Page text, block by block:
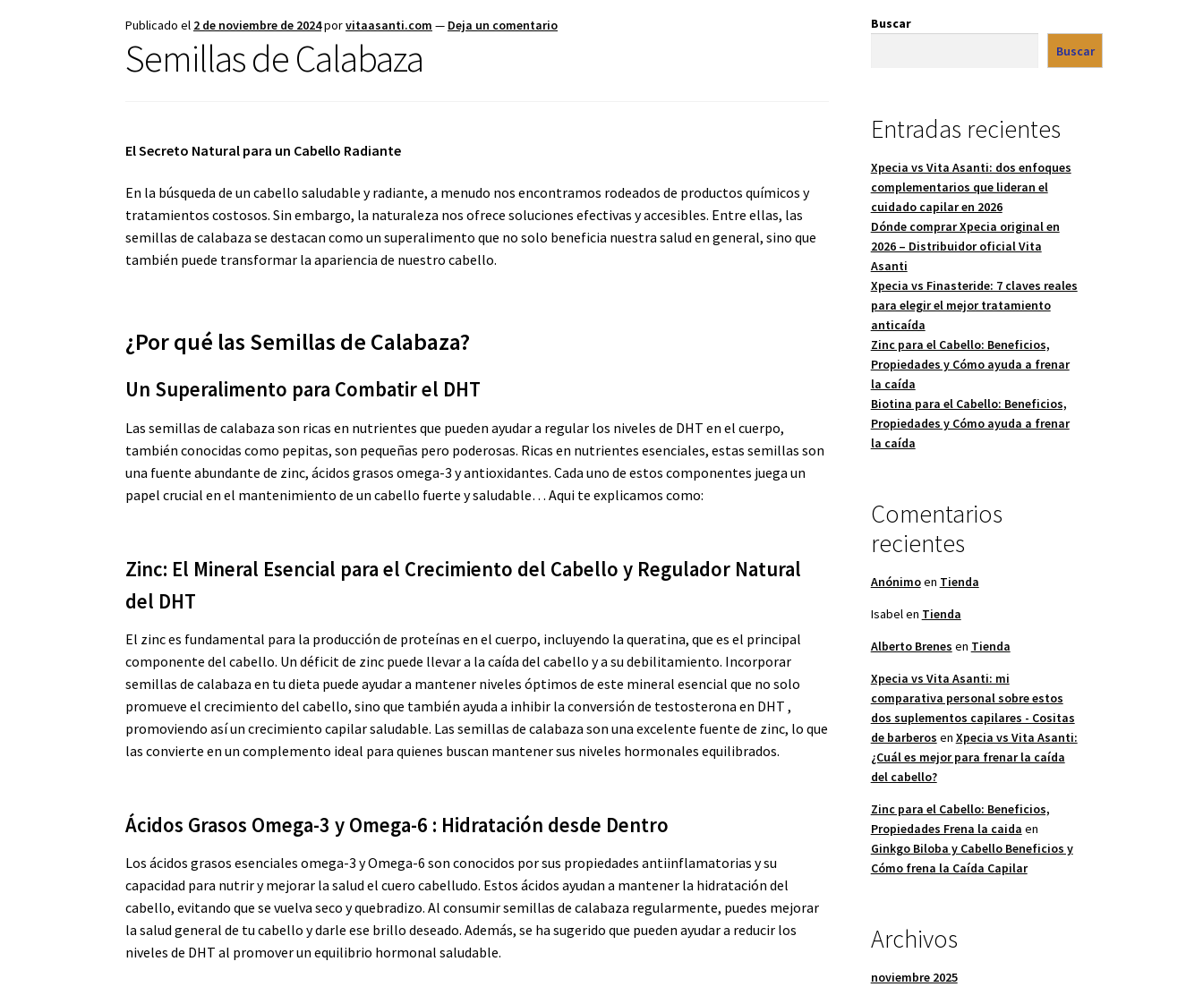
Publicado el 2 de noviembre de 2024porvitaasanti.com — Deja un comentario
Semillas de Calabaza
El Secreto Natural para un Cabello Radiante
En la búsqueda de un cabello saludable y radiante, a menudo nos encontramos rodeados de productos químicos y
tratamientos costosos. Sin embargo, la naturaleza nos ofrece soluciones efectivas y accesibles. Entre ellas, las
semillas de calabaza se destacan como un superalimento que no solo beneficia nuestra salud en general, sino que
también puede transformar la apariencia de nuestro cabello.
¿Por qué las Semillas de Calabaza?
Un Superalimento para Combatir el DHT
Las semillas de calabaza son ricas en nutrientes que pueden ayudar a regular los niveles de DHT en el cuerpo,
también conocidas como pepitas, son pequeñas pero poderosas. Ricas en nutrientes esenciales, estas semillas son
una fuente abundante de zinc, ácidos grasos omega-3 y antioxidantes. Cada uno de estos componentes juega un
papel crucial en el mantenimiento de un cabello fuerte y saludable… Aqui te explicamos como:
Zinc: El Mineral Esencial para el Crecimiento del Cabello y Regulador Natural
del DHT
El zinc es fundamental para la producción de proteínas en el cuerpo, incluyendo la queratina, que es el principal
componente del cabello. Un déficit de zinc puede llevar a la caída del cabello y a su debilitamiento. Incorporar
semillas de calabaza en tu dieta puede ayudar a mantener niveles óptimos de este mineral esencial que no solo
promueve el crecimiento del cabello, sino que también ayuda a inhibir la conversión de testosterona en DHT ,
promoviendo así un crecimiento capilar saludable. Las semillas de calabaza son una excelente fuente de zinc, lo que
las convierte en un complemento ideal para quienes buscan mantener sus niveles hormonales equilibrados.
Ácidos Grasos Omega-3 y Omega-6 : Hidratación desde Dentro
Los ácidos grasos esenciales omega-3 y Omega-6 son conocidos por sus propiedades antiinflamatorias y su
capacidad para nutrir y mejorar la salud el cuero cabelludo. Estos ácidos ayudan a mantener la hidratación del
cabello, evitando que se vuelva seco y quebradizo. Al consumir semillas de calabaza regularmente, puedes mejorar
la salud general de tu cabello y darle ese brillo deseado. Además, se ha sugerido que pueden ayudar a reducir los
niveles de DHT al promover un equilibrio hormonal saludable.
Buscar
Buscar
Entradas recientes
Xpecia vs Vita Asanti: dos enfoques
complementarios que lideran el
cuidado capilar en 2026
Dónde comprar Xpecia original en
2026 – Distribuidor oficial Vita
Asanti
Xpecia vs Finasteride: 7 claves reales
para elegir el mejor tratamiento
anticaída
Zinc para el Cabello: Beneficios,
Propiedades y Cómo ayuda a frenar
la caída
Biotina para el Cabello: Beneficios,
Propiedades y Cómo ayuda a frenar
la caída
Comentarios
recientes
Anónimoen Tienda
Isabelen Tienda
Alberto Brenes en Tienda
Xpecia vs Vita Asanti: mi
comparativa personal sobre estos
dos suplementos capilares - Cositas
de barberos en Xpecia vs Vita Asanti:
¿Cuál es mejor para frenar la caída
del cabello?
Zinc para el Cabello: Beneficios,
Propiedades Frena la caida en
Ginkgo Biloba y Cabello Beneficios y
Cómo frena la Caída Capilar
Archivos
noviembre 2025